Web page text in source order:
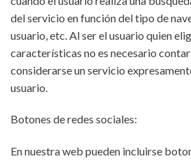
del servicio en función del tipo de
usuario, etc. Al ser el usuario quien
características no es necesario
considerarse un servicio
usuario.
Botones de redes sociales:
En nuestra web pueden incluirse